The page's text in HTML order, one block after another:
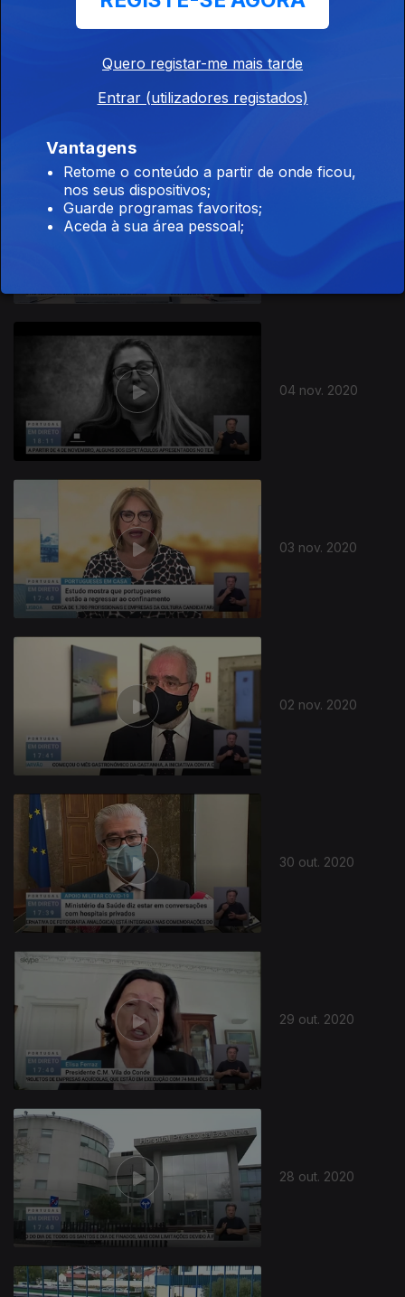
06 nov. 2020
04 nov. 2020
03 nov. 2020
02 nov. 2020
30 out. 2020
29 out. 2020
28 out. 2020
Quero registar-me mais tarde
Entrar (utilizadores registados)
Vantagens
Retome o conteúdo a partir de onde ficou,
nos seus dispositivos;
Guarde programas favoritos;
Aceda à sua área pessoal;